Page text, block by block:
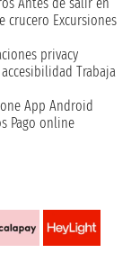
crucero Excursiones
privacy
Trabaja
App Android
Pago online